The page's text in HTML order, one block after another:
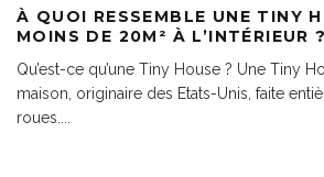
À QUOI RESSEMBLE UNE TINY
MOINS DE 20M² À L’INTÉRIEUR ?
Qu’est-ce qu’une Tiny House ? Une Tiny
maison, originaire des Etats-Unis, faite
roues....